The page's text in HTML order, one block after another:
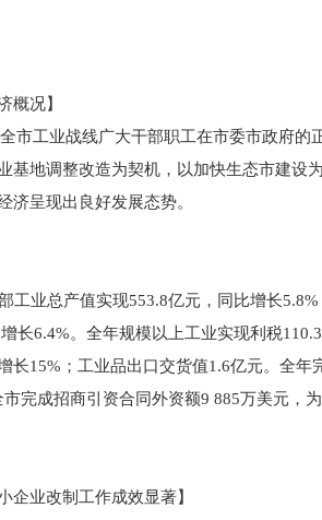
概况】
市工业战线广大干部职工在市委市政府的
基地调整改造为契机，以加快生态市建设
济呈现出良好发展态势。
工业总产值实现553.8亿元，同比增长
长6.4%。全年规模以上工业实现利税
长15%；工业品出口交货值1.6亿元。全
市完成招商引资合同外资额9 885万美元，
企业改制工作成效显著】